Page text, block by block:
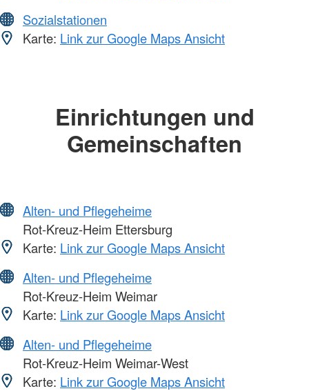
Sozialstationen
Karte: Link zur Google Maps Ansicht
Einrichtungen und
Gemeinschaften
Alten- und Pflegeheime
Rot-Kreuz-Heim Ettersburg
Karte: Link zur Google Maps Ansicht
Alten- und Pflegeheime
Rot-Kreuz-Heim Weimar
Karte: Link zur Google Maps Ansicht
Alten- und Pflegeheime
Rot-Kreuz-Heim Weimar-West
Karte: Link zur Google Maps Ansicht